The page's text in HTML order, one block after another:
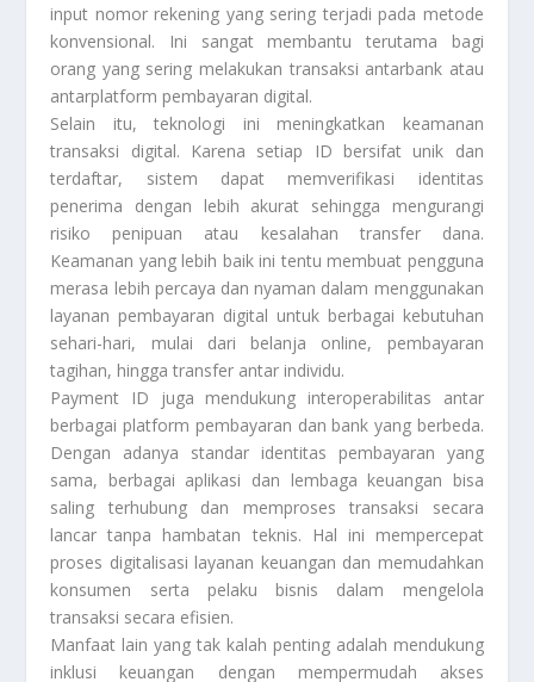
input nomor rekening yang sering terjadi pada metode
konvensional. Ini sangat membantu terutama bagi
orang yang sering melakukan transaksi antarbank atau
antarplatform pembayaran digital.
Selain itu, teknologi ini meningkatkan keamanan
transaksi digital. Karena setiap ID bersifat unik dan
terdaftar, sistem dapat memverifikasi identitas
penerima dengan lebih akurat sehingga mengurangi
risiko penipuan atau kesalahan transfer dana.
Keamanan yang lebih baik ini tentu membuat pengguna
merasa lebih percaya dan nyaman dalam menggunakan
layanan pembayaran digital untuk berbagai kebutuhan
sehari-hari, mulai dari belanja online, pembayaran
tagihan, hingga transfer antar individu.
Payment ID juga mendukung interoperabilitas antar
berbagai platform pembayaran dan bank yang berbeda.
Dengan adanya standar identitas pembayaran yang
sama, berbagai aplikasi dan lembaga keuangan bisa
saling terhubung dan memproses transaksi secara
lancar tanpa hambatan teknis. Hal ini mempercepat
proses digitalisasi layanan keuangan dan memudahkan
konsumen serta pelaku bisnis dalam mengelola
transaksi secara efisien.
Manfaat lain yang tak kalah penting adalah mendukung
inklusi keuangan dengan mempermudah akses